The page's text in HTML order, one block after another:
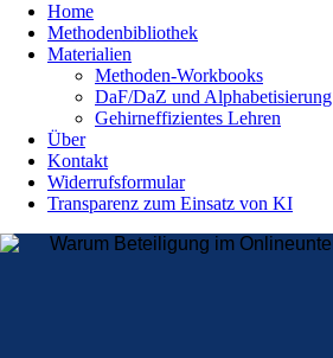
Home
Methodenbibliothek
Materialien
Methoden-Workbooks
DaF/DaZ und Alphabetisierung
Gehirneffizientes Lehren
Über
Kontakt
Widerrufsformular
Transparenz zum Einsatz von KI